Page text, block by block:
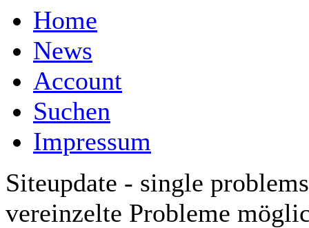
Home
News
Account
Suchen
Impressum
Siteupdate - single
vereinzelte Probleme